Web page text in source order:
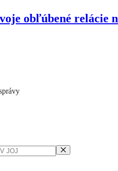
obľúbené relácie